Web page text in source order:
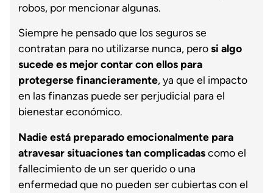
robos, por mencionar algunas.
Siempre he pensado que los seguros se
contratan para no utilizarse nunca, perosi algo
sucede es mejor contar con ellos para
protegerse financieramente, ya que el impacto
en las finanzas puede ser perjudicial para el
bienestar económico.
Nadie está preparado emocionalmente para
atravesar situaciones tan complicadascomo el
fallecimiento de un ser querido o una
enfermedad que no pueden ser cubiertas con el